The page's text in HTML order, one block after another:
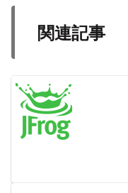
関連記事